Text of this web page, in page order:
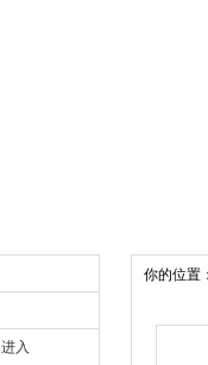
入
你的位置：